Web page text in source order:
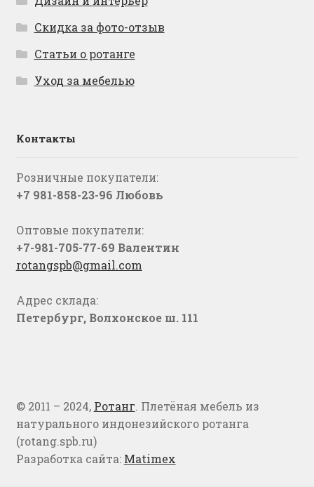
Скидка за фото-отзыв
Статьи о ротанге
Уход за мебелью
Контакты
Розничные покупатели:
+7 981-858-23-96 Любовь
Оптовые покупатели:
+7-981-705-77-69 Валентин
rotangspb@gmail.com
Адрес склада:
Петербург, Волхонское ш. 111
© 2011 – 2024, Ротанг. Плетёная мебель из
натурального индонезийского ротанга
(rotang.spb.ru)
Разработка сайта: Matimex